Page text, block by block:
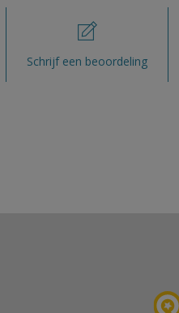
Schrijf een beoordeling